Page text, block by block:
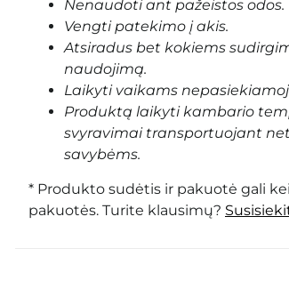
Nenaudoti ant pažeistos odos.
Vengti patekimo į akis.
Atsiradus bet kokiems
naudojimą.
Laikyti vaikams
Produktą laikyti kambario
svyravimai transportuojant
savybėms.
* Produkto sudėtis ir pakuotė gali
pakuotės. Turite klausimų?